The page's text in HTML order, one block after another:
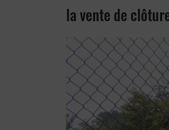
la vente de